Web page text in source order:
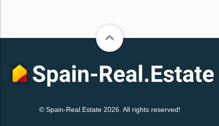
© Spain-Real.Estate 2026. All rights reserved!